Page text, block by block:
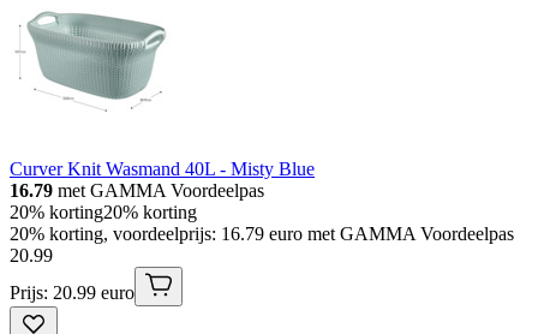
Curver Knit Wasmand 40L - Misty Blue
16.79 met GAMMA Voordeelpas
20% korting20% korting
20% korting, voordeelprijs: 16.79 euro met GAMMA Voordeelpas
20.99
Prijs: 20.99 euro